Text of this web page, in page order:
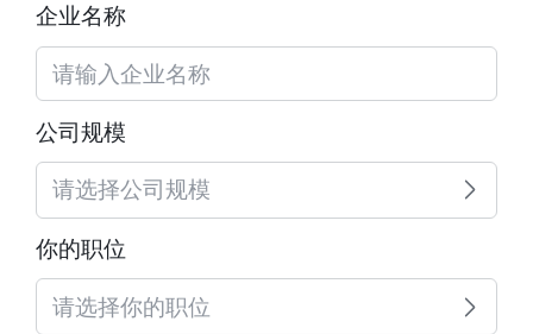
企业名称
公司规模
请选择公司规模
你的职位
请选择你的职位